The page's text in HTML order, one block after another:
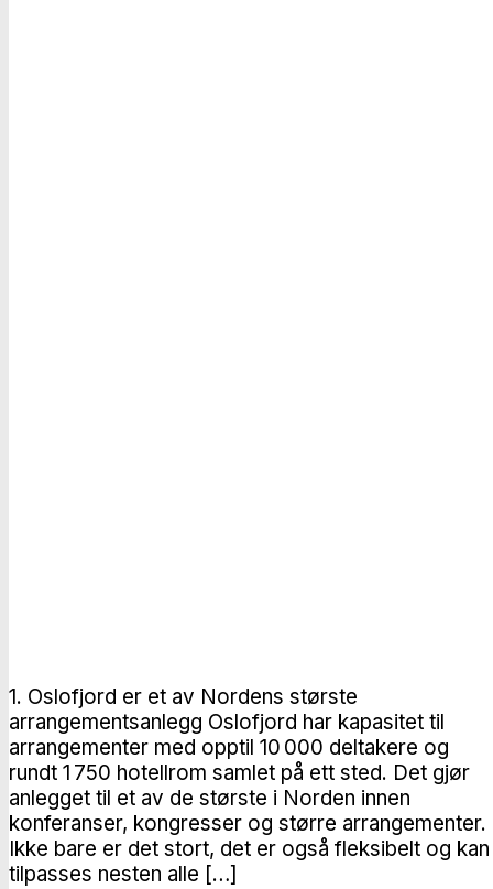
1. Oslofjord er et av Nordens største
arrangementsanlegg Oslofjord har kapasitet til
arrangementer med opptil 10 000 deltakere og
rundt 1 750 hotellrom samlet på ett sted. Det gjør
anlegget til et av de største i Norden innen
konferanser, kongresser og større arrangementer.
Ikke bare er det stort, det er også fleksibelt og kan
tilpasses nesten alle […]